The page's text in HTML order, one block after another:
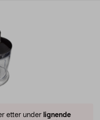
etter under lignende